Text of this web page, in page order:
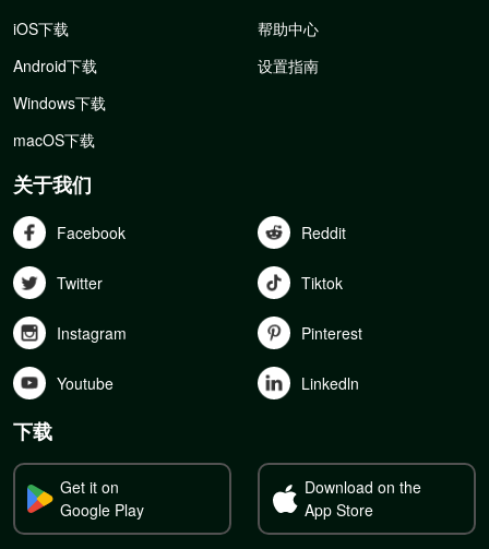
iOS下载
Android下载
Windows下载
macOS下载
帮助中心
设置指南
关于我们
Facebook Reddit
Twitter Tiktok
Instagram Pinterest
Youtube Linkedln
下载
Get it on
Google Play
Download on the
App Store